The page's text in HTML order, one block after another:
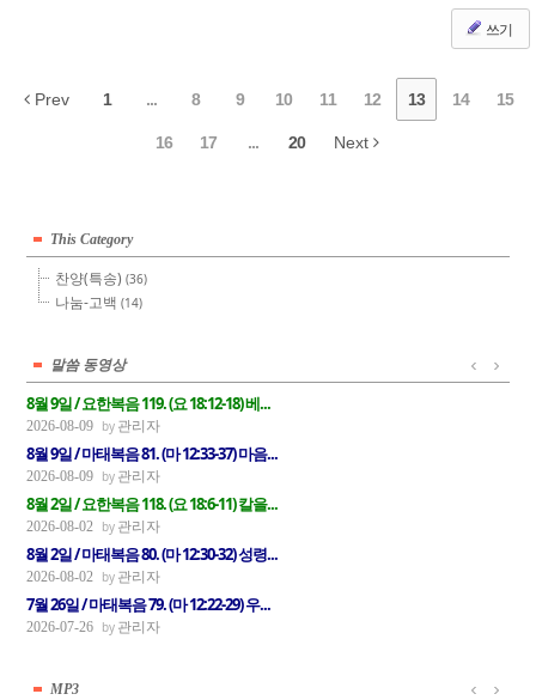
쓰기
Prev 1 ... 8 9 10 11 12 13 14 15
16 17 ... 20 Next
This Category
찬양(특송)(36)
나눔-고백(14)
말씀 동영상
8월 9일 / 요한복음 119. (요 18:12-18) 베...
2026-08-09 관리자
8월 9일 / 마태복음 81. (마 12:33-37) 마음...
2026-08-09 관리자
8월 2일 / 요한복음 118. (요 18:6-11) 칼을...
2026-08-02 관리자
8월 2일 / 마태복음 80. (마 12:30-32) 성령...
2026-08-02 관리자
7월 26일 / 마태복음 79. (마 12:22-29) 우...
2026-07-26 관리자
MP3